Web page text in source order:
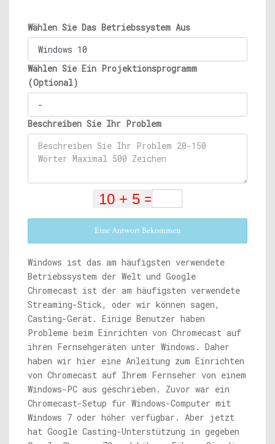
Wählen Sie Das Betriebssystem Aus
Wählen Sie Ein Projektionsprogramm
(Optional)
Beschreiben Sie Ihr Problem
Eine Antwort Bekommen
Windows ist das am häufigsten verwendete
Betriebssystem der Welt und Google
Chromecast ist der am häufigsten verwendete
Streaming-Stick, oder wir können sagen,
Casting-Gerät. Einige Benutzer haben
Probleme beim Einrichten von Chromecast auf
ihren Fernsehgeräten unter Windows. Daher
haben wir hier eine Anleitung zum Einrichten
von Chromecast auf Ihrem Fernseher von einem
Windows-PC aus geschrieben. Zuvor war ein
Chromecast-Setup für Windows-Computer mit
Windows 7 oder höher verfügbar. Aber jetzt
hat Google Casting-Unterstützung in gegeben